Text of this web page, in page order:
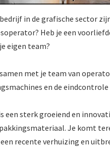
in de grafische sector
Heb je een
eigen team?
met je team van
en de eindcontrole
een sterk groeiend en
Je komt
recente verhuizing en